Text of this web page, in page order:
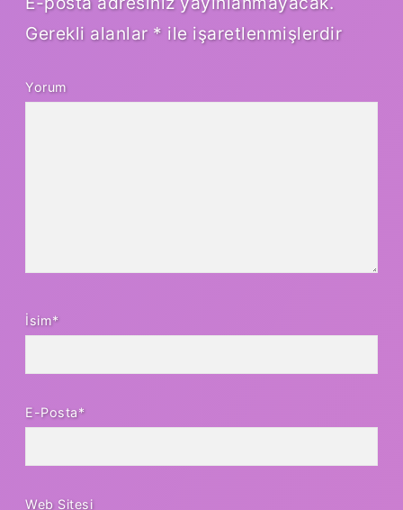
Gerekli alanlar * ile işaretlenmişlerdir
Yorum
İsim*
E-Posta*
Web Sitesi